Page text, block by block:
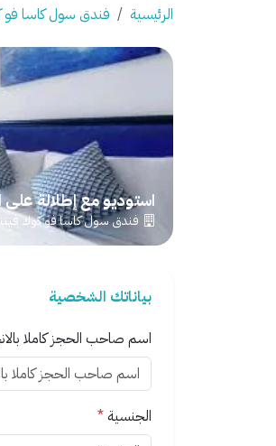
الرئيسية فندق سول كاسا فو
استوديو مع إطلالة على
فندق سول كاسا فو كوك
بياناتك الشخصية
اسم صاحب الحجز كاملا
الجنسية *